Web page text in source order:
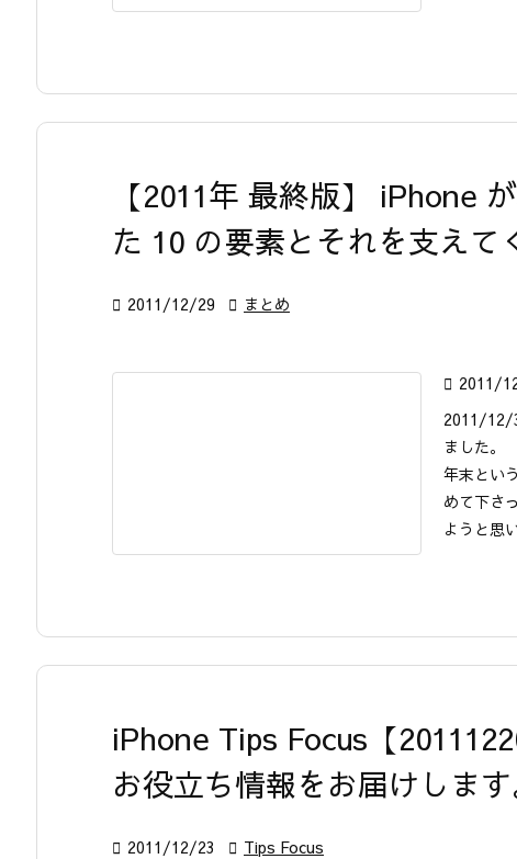
【2011年 最終版】 iPhone
た 10 の要素とそれを支えて
 2011/12/29  まとめ
 2011/
2011/12/
ました。
年末とい
めて下さ
ようと思
iPhone Tips Focus【
お役立ち情報をお届けします
 2011/12/23  Tips Focus